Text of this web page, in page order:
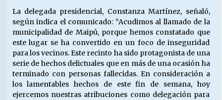
Chile y sus segmentos de la riqueza
06/04/2026
La delegada presidencial, Constanza Martínez, señaló,
según indica el comunicado: “Acudimos al llamado de la
municipalidad de Maipú, porque hemos constatado que
este lugar se ha convertido en un foco de inseguridad
para los vecinos. Este recinto ha sido protagonista de una
serie de hechos delictuales que en más de una ocasión ha
terminado con personas fallecidas. En consideración a
los lamentables hechos de este fin de semana, hoy
ejercemos nuestras atribuciones como delegación para